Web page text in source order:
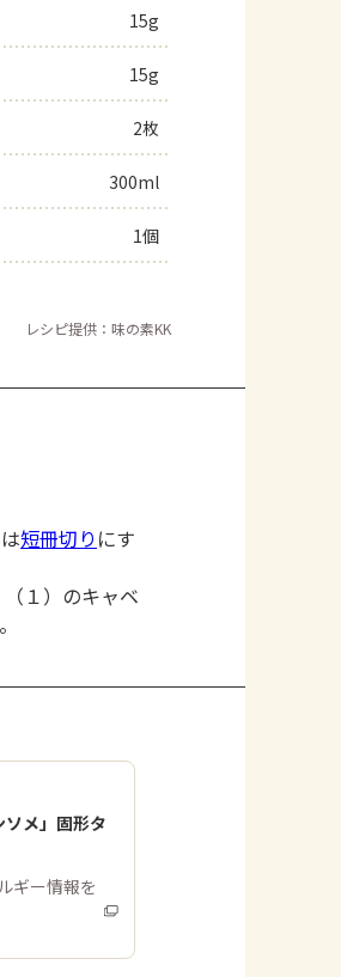
ーク
よくあるお問い合わせ
15g
15g
2枚
300ml
1個
レシピ提供：味の素KK
短冊切り にす
１）のキャベ
メ」固形タ
ギー情報を